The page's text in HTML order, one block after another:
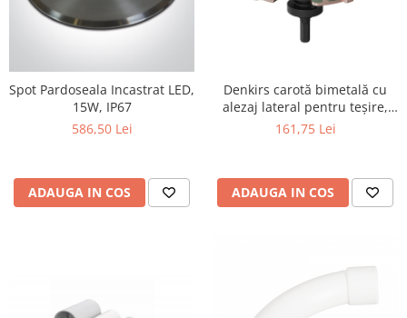
Spot Pardoseala Incastrat LED,
15W, IP67
586,50 Lei
ADAUGA IN COS
Denkirs carotă bimetală cu
alezaj lateral pentru teșire,
70×115 mm
161,75 Lei
ADAUGA IN COS